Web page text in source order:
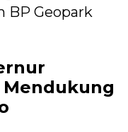
BP Geopark